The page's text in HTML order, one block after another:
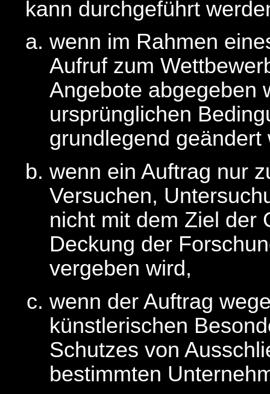
kann durchgeführt
wenn im Rahmen
Aufruf zum
Angebote abgegeben
ursprünglichen
grundlegend geändert
wenn ein Auftrag nur
Versuchen,
nicht mit dem Ziel der
Deckung der
vergeben wird,
wenn der Auftrag
künstlerischen
Schutzes von
bestimmten